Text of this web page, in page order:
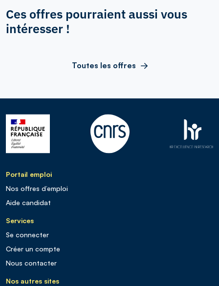
Ces offres pourraient aussi vous
intéresser !
Toutes les offres
Portail emploi
Nos offres d’emploi
Aide candidat
Services
Se connecter
Créer un compte
Nous contacter
Nos autres sites